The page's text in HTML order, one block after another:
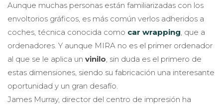
Aunque muchas personas están familiarizadas con los
envoltorios gráficos, es más común verlos adheridos a
coches, técnica conocida como car wrapping, que a
ordenadores. Y aunque MIRA no es el primer ordenador
al que se le aplica un vinilo, sin duda es el primero de
estas dimensiones, siendo su fabricación una interesante
oportunidad y un gran desafío.
James Murray, director del centro de impresión ha